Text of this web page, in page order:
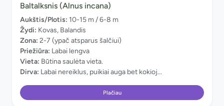
Baltalksnis (Alnus incana)
Aukštis/Plotis: 10-15 m / 6-8 m
Žydi: Kovas, Balandis
Zona: 2-7 (ypač atsparus šalčiui)
Priežiūra: Labai lengva
Vieta: Būtina saulėta vieta.
Dirva: Labai nereiklus, puikiai auga bet kokioj...
Plačiau